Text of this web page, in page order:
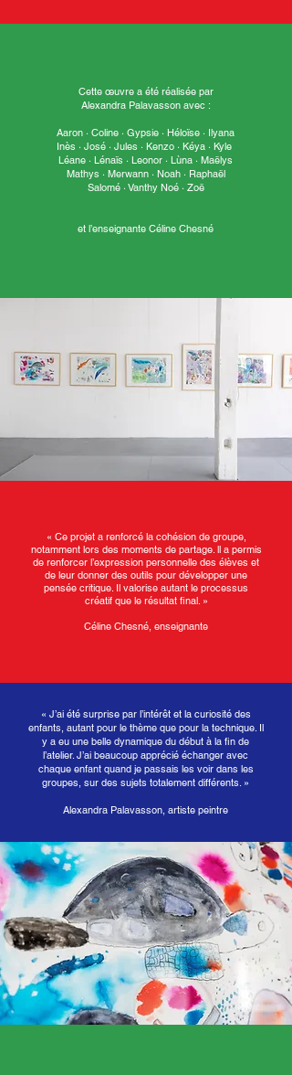
Cette œuvre a été réalisée par
Alexandra Palavasson avec :
Aaron · Coline · Gypsie · Héloïse · Ilyana
Inès · José · Jules · Kenzo · Kéya · Kyle
Léane · Lénaïs · Leonor · Lùna · Maëlys
Mathys · Merwann · Noah · Raphaël
Salomé · Vanthy Noé · Zoë
et l’enseignante Céline Chesné
« Ce projet a renforcé la cohésion de groupe,
notamment lors des moments de partage. ll a permis
de renforcer l’expression personnelle des élèves et
de leur donner des outils pour développer une
pensée critique. Il valorise autant le processus
créatif que le résultat final. »
Céline Chesné, enseignante
« J’ai été surprise par l’intérêt et la curiosité des
enfants, autant pour le thème que pour la technique. Il
y a eu une belle dynamique du début à la fin de
l’atelier. J’ai beaucoup apprécié échanger avec
chaque enfant quand je passais les voir dans les
groupes, sur des sujets totalement différents. »
Alexandra Palavasson, artiste peintre